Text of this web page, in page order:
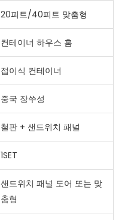
20피트/40피트 맞춤형
컨테이너 하우스 홈
접이식 컨테이너
중국 장쑤성
철판 + 샌드위치 패널
1SET
샌드위치 패널 도어 또는 맞
춤형